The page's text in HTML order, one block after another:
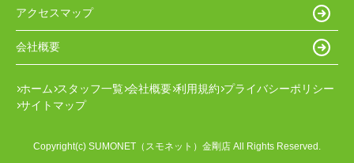
アクセスマップ
会社概要
ホーム スタッフ一覧 会社概要 利用規約 プライバシーポリシー
サイトマップ
Copyright(c) SUMONET（スモネット）金剛店 All Rights Reserved.